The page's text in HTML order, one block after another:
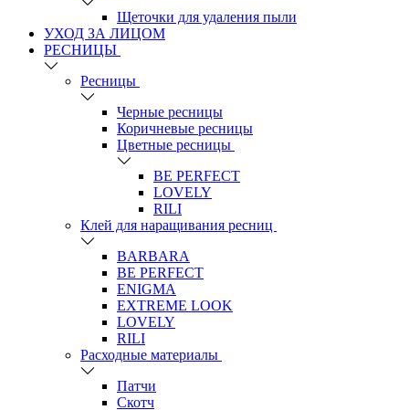
Щеточки для удаления пыли
УХОД ЗА ЛИЦОМ
РЕСНИЦЫ
Ресницы
Черные ресницы
Коричневые ресницы
Цветные ресницы
BE PERFECT
LOVELY
RILI
Клей для наращивания ресниц
BARBARA
BE PERFECT
ENIGMA
EXTREME LOOK
LOVELY
RILI
Расходные материалы
Патчи
Скотч